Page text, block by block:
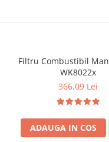
Filtru Combustibil
WK8022x
366,09 Lei
ADAUGA IN COS